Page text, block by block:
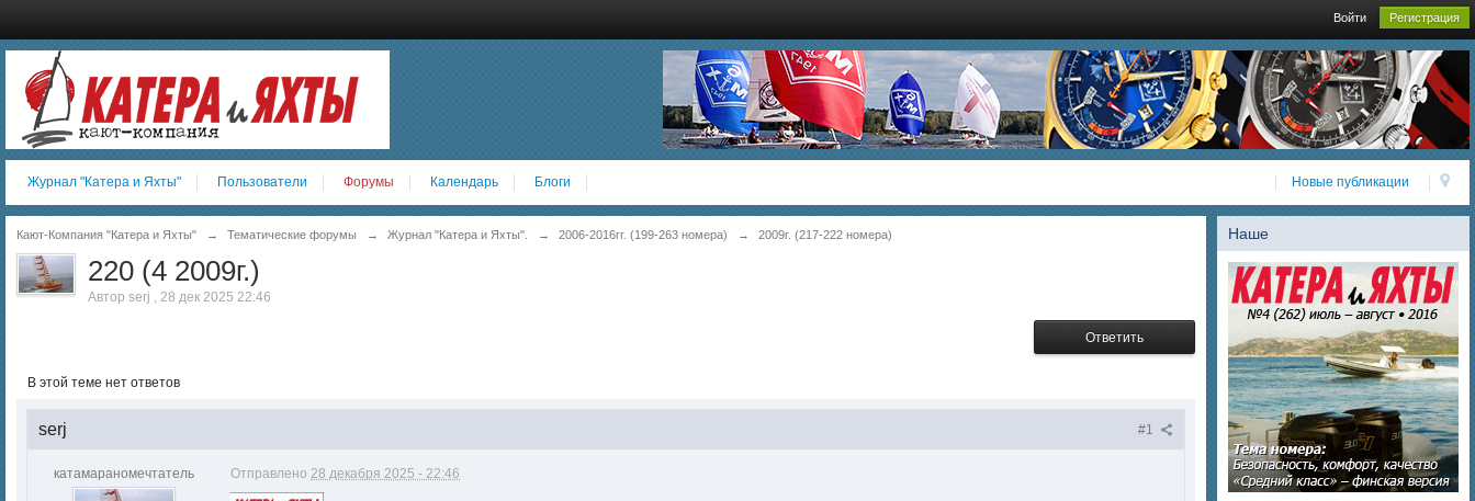
Войти Регистрация
Новые публикации
Журнал "Катера и Яхты" Пользователи Форумы Календарь Блоги
Наше
Кают-Компания "Катера и Яхты" → Тематические форумы → Журнал "Катера и Яхты". → 2006-2016гг. (199-263 номера) → 2009г. (217-222 номера)
220 (4 2009г.)
Автор serj , 28 дек 2025 22:46
Ответить
В этой теме нет ответов
#1
serj
катамараномечтатель Отправлено 28 декабря 2025 - 22:46